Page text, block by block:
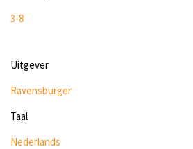
3-8
Uitgever
Ravensburger
Taal
Nederlands